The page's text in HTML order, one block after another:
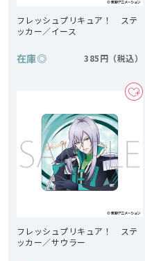
フレッシュプリキュア！ ステ
ッカー／イース
在庫◎ 385円
フレッシュプリキュア！ ステ
ッカー／サウラー